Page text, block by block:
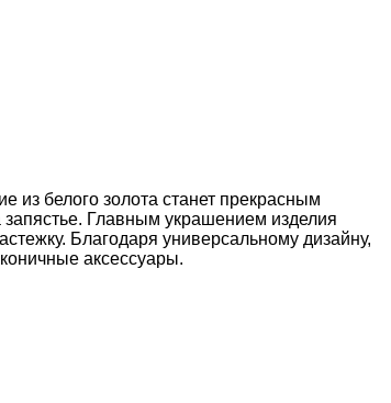
из белого золота станет прекрасным
запястье. Главным украшением изделия
Благодаря универсальному дизайну,
аксессуары.